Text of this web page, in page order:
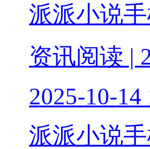
派派小说
资讯阅读 |
2025-10-14
派派小说